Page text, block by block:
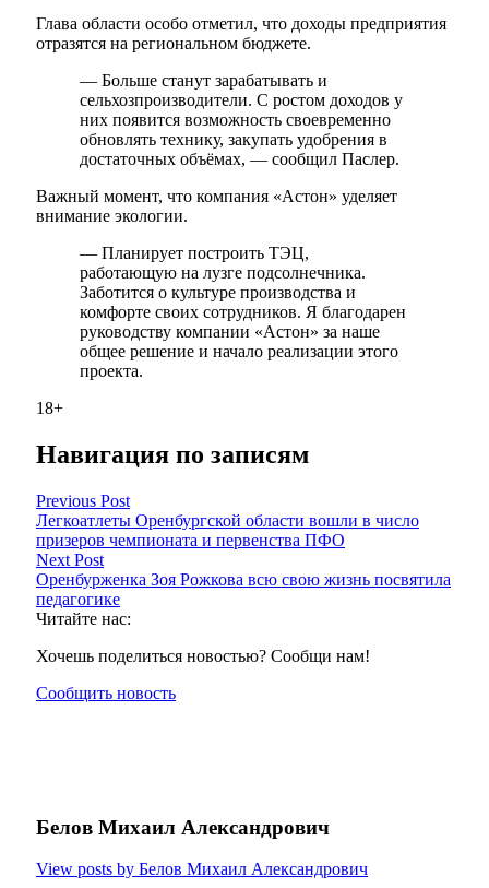
Глава области особо отметил, что доходы предприятия
отразятся на региональном бюджете.
— Больше станут зарабатывать и
сельхозпроизводители. С ростом доходов у
них появится возможность своевременно
обновлять технику, закупать удобрения в
достаточных объёмах, — сообщил Паслер.
Важный момент, что компания «Астон» уделяет
внимание экологии.
— Планирует построить ТЭЦ,
работающую на лузге подсолнечника.
Заботится о культуре производства и
комфорте своих сотрудников. Я благодарен
руководству компании «Астон» за наше
общее решение и начало реализации этого
проекта.
18+
Навигация по записям
Previous Post
Легкоатлеты Оренбургской области вошли в число
призеров чемпионата и первенства ПФО
Next Post
Оренбурженка Зоя Рожкова всю свою жизнь посвятила
педагогике
Читайте нас:
Хочешь поделиться новостью? Сообщи нам!
Сообщить новость
Белов Михаил Александрович
View posts by Белов Михаил Александрович